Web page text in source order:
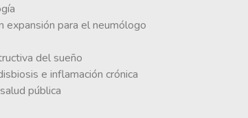
expansión para el neumólogo
del sueño
e inflamación crónica
pública